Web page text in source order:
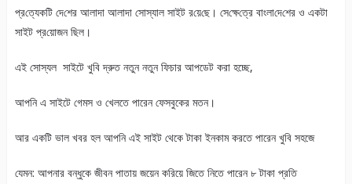
প্র‌ত্যেকটি দে‌শের আলাদা আলাদা সোস্যাল সাইট র‌য়ে‌ছে। সে‌ক্ষে‌ত্রে বাংলা‌দে‌শের ও একটা
সাইট প্র‌য়োজন ছিল।
এই সোস্যল সাইটে খুবি দ্রুত নতুন নতুন ফিচার আপডেট করা হচ্ছে,
আপনি এ সাইটে গেমস ও খেলতে পারেন ফেসবুকের মতন।
আর একটি ভাল খবর হল আপনি এই সাইট থেকে টাকা ইনকাম করতে পারেন খুবি সহজে
যেমন: আপনার বন্ধুকে জীবন পাতায় জয়েন করিয়ে জিতে নিতে পারেন ৮ টাকা প্রতি